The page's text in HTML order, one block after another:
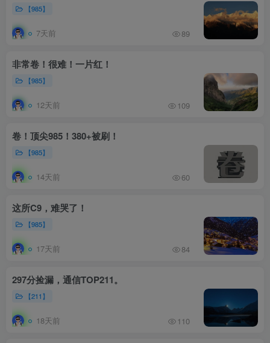
【985】
7天前 89
非常卷！很难！一片红！
【985】
12天前 109
卷！顶尖985！380+被刷！
【985】
14天前 60
这所C9，难哭了！
【985】
17天前 84
297分捡漏，通信TOP211。
【211】
18天前 110